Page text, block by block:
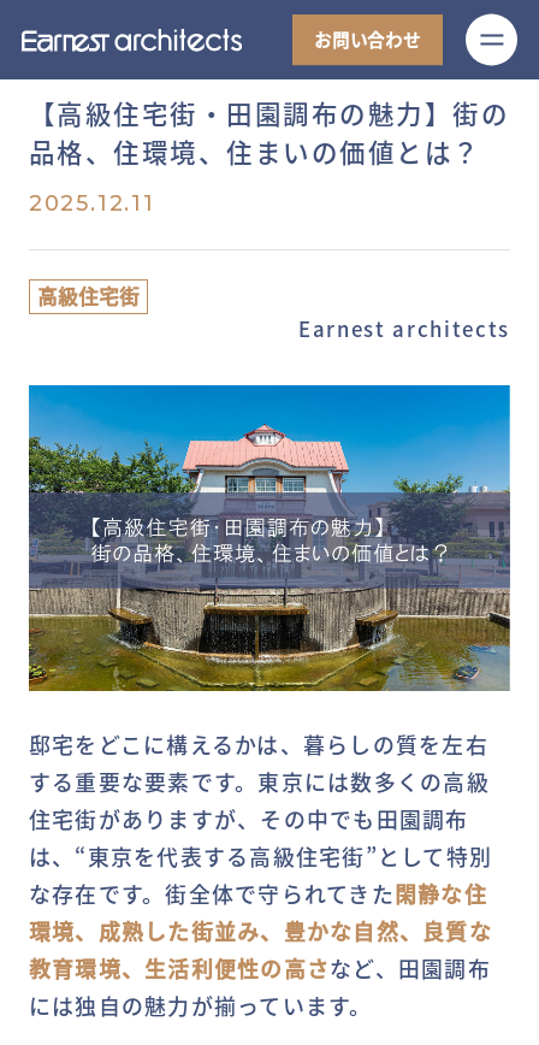
お問い合わせ
【高級住宅街・田園調布の魅力】街の
品格、住環境、住まいの価値とは？
2025.12.11
高級住宅街
Earnest architects
邸宅をどこに構えるかは、暮らしの質を左右
する重要な要素です。東京には数多くの高級
住宅街がありますが、その中でも田園調布
は、“東京を代表する高級住宅街”として特別
な存在です。街全体で守られてきた閑静な住
環境、成熟した街並み、豊かな自然、良質な
教育環境、生活利便性の高さなど、田園調布
には独自の魅力が揃っています。